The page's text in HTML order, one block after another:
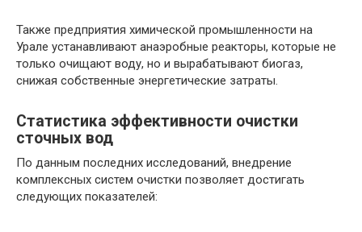
Также предприятия химической промышленности на
Урале устанавливают анаэробные реакторы, которые не
только очищают воду, но и вырабатывают биогаз,
снижая собственные энергетические затраты.
Статистика эффективности очистки
сточных вод
По данным последних исследований, внедрение
комплексных систем очистки позволяет достигать
следующих показателей: